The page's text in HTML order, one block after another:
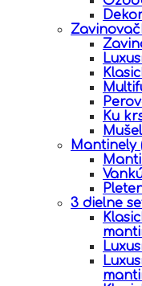
Ku
Mantinely
3 dielne